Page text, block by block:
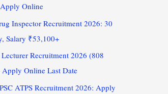
Apply Online
Inspector Recruitment 2026: 30
Salary ₹53,100+
Recruitment 2026 (808
Apply Online Last Date
ATPS Recruitment 2026: Apply